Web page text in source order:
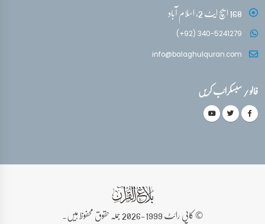
168 ایچ ایٹ 2، اسلام آباد
(+92) 340-5241279
info@balaghulquran.com
فالو / سبسکرائب کریں
© کاپی رائٹ 1999-2026 جملہ حقوق محفوظ ہیں۔